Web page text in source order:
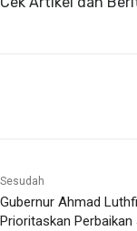
Sesudah
Gubernur Ahmad Luthfi
Prioritaskan Perbaikan